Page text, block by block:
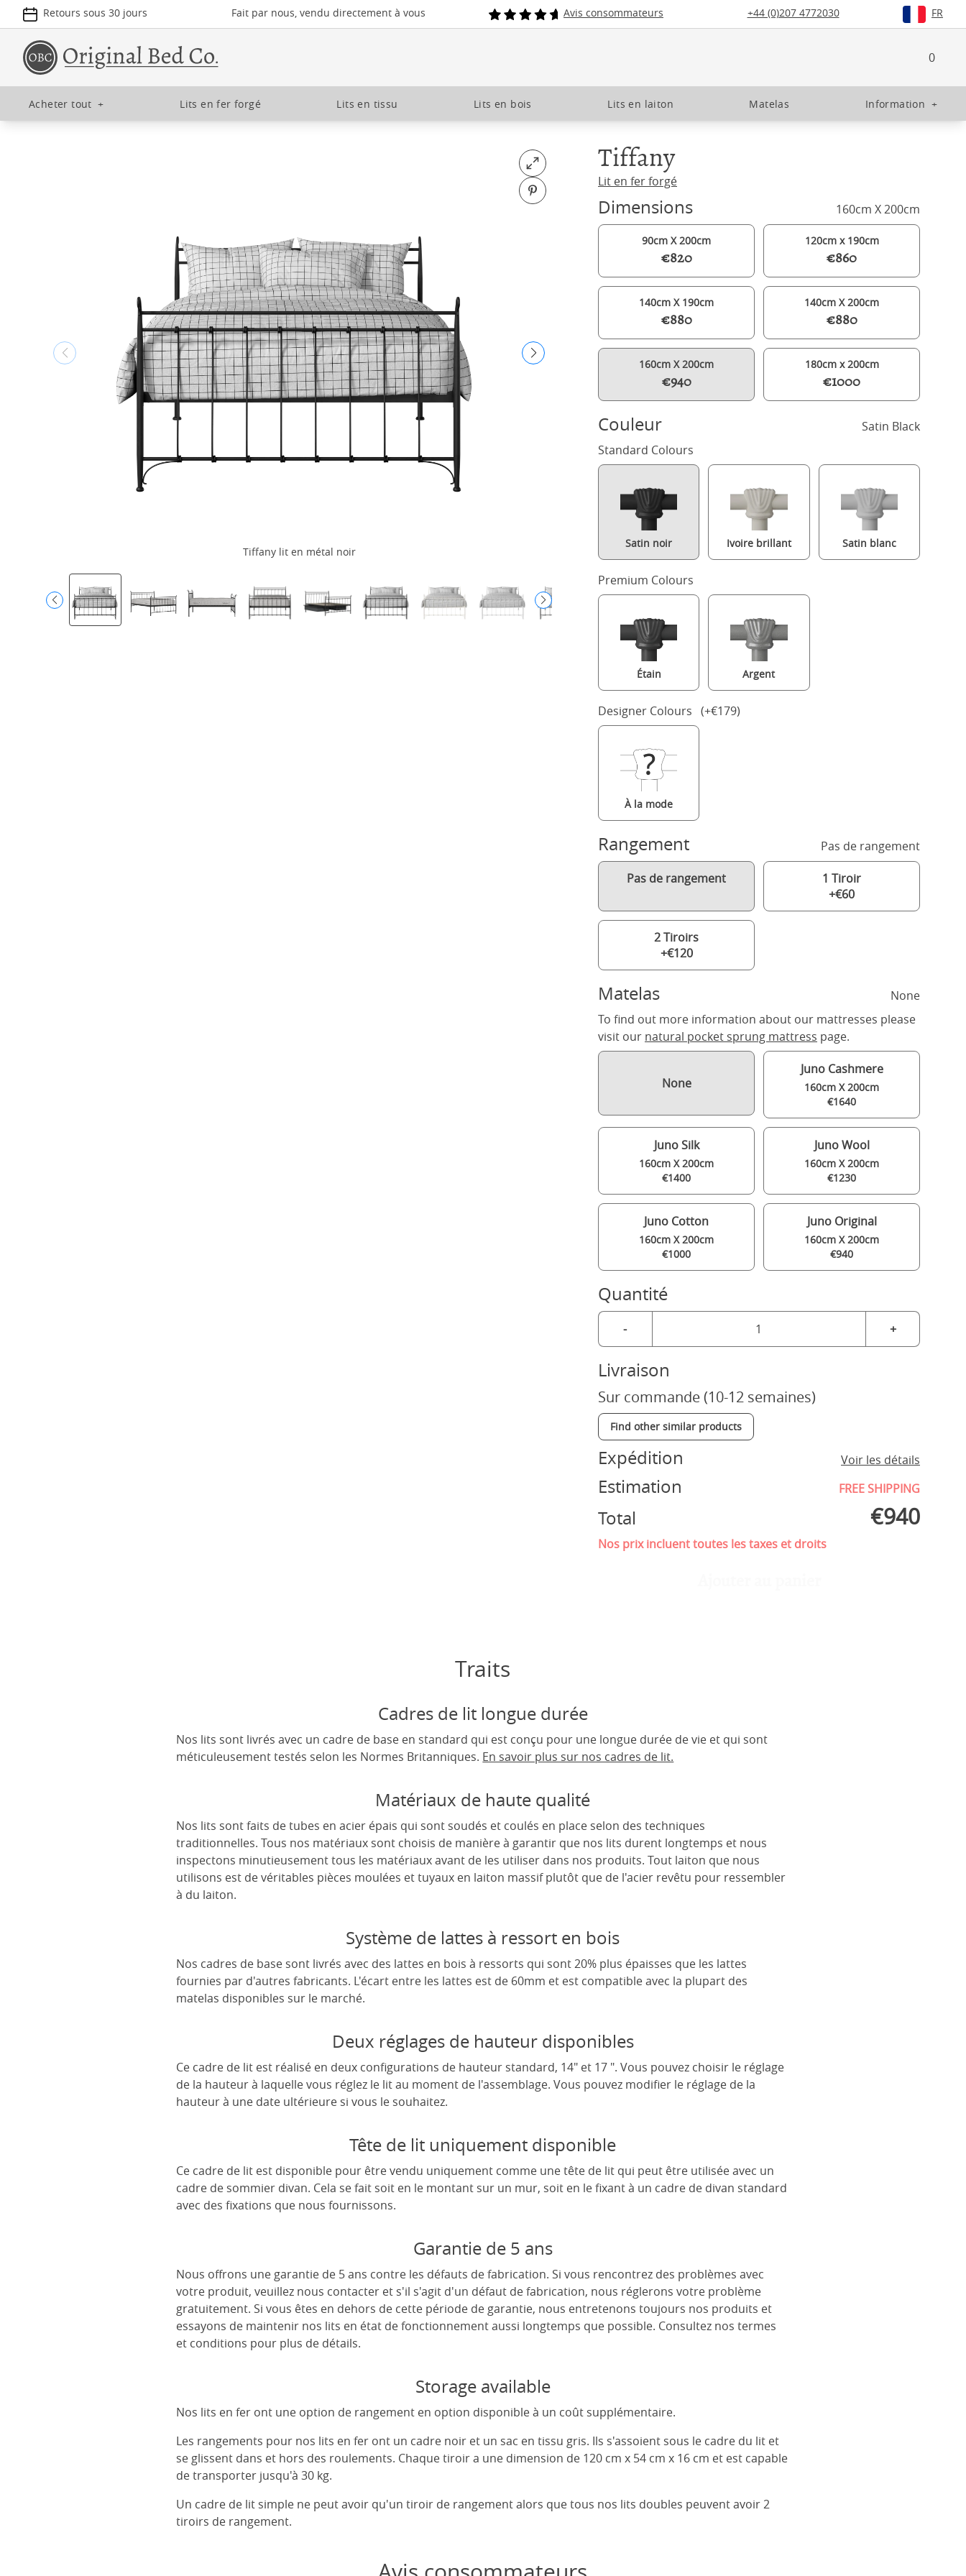
Retours sous 30 jours Fait par nous, vendu directement à vous Avis consommateurs +44 (0)207 4772030 FR
0
Acheter tout + Lits en fer forgé Lits en tissu Lits en bois Lits en laiton Matelas Information +
Open fullscreen
Pin on Pinterest
Tiffany lit en métal noir Tiffany lit en métal noir avec matelas
Tiffany
Lit en fer forgé
Dimensions 160cm X 200cm
90cm X 200cm
€820
120cm x 190cm
€860
140cm X 190cm
€880
140cm X 200cm
€880
160cm X 200cm
€940
180cm x 200cm
€1000
Couleur
Satin Black
Standard Colours
Satin noir Ivoire brillant Satin blanc
Premium Colours
Étain Argent
Designer Colours (+€179)
À la mode
Rangement Pas de rangement
Pas de rangement
1 Tiroir
+€60
2 Tiroirs
+€120
Matelas
None
To find out more information about our mattresses please
visit our natural pocket sprung mattress page.
None
Juno Cashmere
160cm X 200cm
€1640
Juno Silk
160cm X 200cm
€1400
Juno Wool
160cm X 200cm
€1230
Juno Cotton
160cm X 200cm
€1000
Juno Original
160cm X 200cm
€940
Quantité
- +
Livraison
Sur commande (10-12 semaines)
Find other similar products
Expédition Voir les détails
Estimation FREE SHIPPING
Total €940
Nos prix incluent toutes les taxes et droits
Traits
Cadres de lit longue durée
Nos lits sont livrés avec un cadre de base en standard qui est conçu pour une longue durée de vie et qui sont
méticuleusement testés selon les Normes Britanniques. En savoir plus sur nos cadres de lit.
Matériaux de haute qualité
Nos lits sont faits de tubes en acier épais qui sont soudés et coulés en place selon des techniques
traditionnelles. Tous nos matériaux sont choisis de manière à garantir que nos lits durent longtemps et nous
inspectons minutieusement tous les matériaux avant de les utiliser dans nos produits. Tout laiton que nous
utilisons est de véritables pièces moulées et tuyaux en laiton massif plutôt que de l'acier revêtu pour ressembler
à du laiton.
Système de lattes à ressort en bois
Nos cadres de base sont livrés avec des lattes en bois à ressorts qui sont 20% plus épaisses que les lattes
fournies par d'autres fabricants. L'écart entre les lattes est de 60mm et est compatible avec la plupart des
matelas disponibles sur le marché.
Deux réglages de hauteur disponibles
Ce cadre de lit est réalisé en deux configurations de hauteur standard, 14" et 17 ". Vous pouvez choisir le réglage
de la hauteur à laquelle vous réglez le lit au moment de l'assemblage. Vous pouvez modifier le réglage de la
hauteur à une date ultérieure si vous le souhaitez.
Tête de lit uniquement disponible
Ce cadre de lit est disponible pour être vendu uniquement comme une tête de lit qui peut être utilisée avec un
cadre de sommier divan. Cela se fait soit en le montant sur un mur, soit en le fixant à un cadre de divan standard
avec des fixations que nous fournissons.
Garantie de 5 ans
Nous offrons une garantie de 5 ans contre les défauts de fabrication. Si vous rencontrez des problèmes avec
votre produit, veuillez nous contacter et s'il s'agit d'un défaut de fabrication, nous réglerons votre problème
gratuitement. Si vous êtes en dehors de cette période de garantie, nous entretenons toujours nos produits et
essayons de maintenir nos lits en état de fonctionnement aussi longtemps que possible. Consultez nos termes
et conditions pour plus de détails.
Storage available
Nos lits en fer ont une option de rangement en option disponible à un coût supplémentaire.
Les rangements pour nos lits en fer ont un cadre noir et un sac en tissu gris. Ils s'assoient sous le cadre du lit et
se glissent dans et hors des roulements. Chaque tiroir a une dimension de 120 cm x 54 cm x 16 cm et est capable
de transporter jusqu'à 30 kg.
Un cadre de lit simple ne peut avoir qu'un tiroir de rangement alors que tous nos lits doubles peuvent avoir 2
tiroirs de rangement.